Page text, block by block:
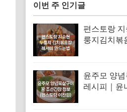
이번 주 인기글
편스토랑
룽지김치볶
윤주모 양
레시피｜윤